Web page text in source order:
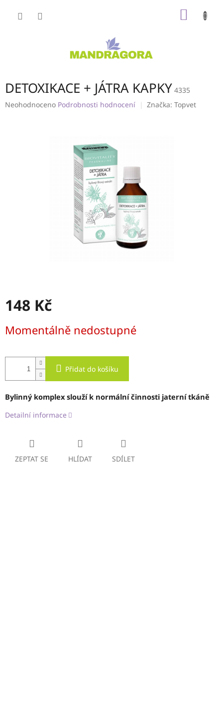
DETOXIKACE + JÁTRA KAPKY 4335
Průměrné
Neohodnoceno Podrobnosti hodnocení Značka: Topvet
148 Kč
cena:
Momentálně nedostupné
Přidat do košíku
Bylinný komplex slouží k normální činnosti jaterní tkáně
Detailní informace
ZEPTAT SE HLÍDAT SDÍLET